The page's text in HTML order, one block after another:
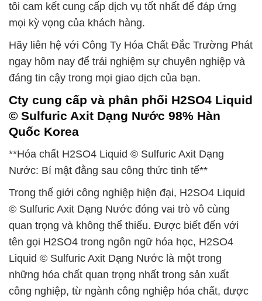
tôi cam kết cung cấp dịch vụ tốt nhất để đáp ứng
mọi kỳ vọng của khách hàng.
Hãy liên hệ với Công Ty Hóa Chất Đắc Trường Phát
ngay hôm nay để trải nghiệm sự chuyên nghiệp và
đáng tin cậy trong mọi giao dịch của bạn.
Cty cung cấp và phân phối H2SO4 Liquid
© Sulfuric Axit Dạng Nước 98% Hàn
Quốc Korea
**Hóa chất H2SO4 Liquid © Sulfuric Axit Dạng
Nước: Bí mật đằng sau công thức tinh tế**
Trong thế giới công nghiệp hiện đại, H2SO4 Liquid
© Sulfuric Axit Dạng Nước đóng vai trò vô cùng
quan trọng và không thể thiếu. Được biết đến với
tên gọi H2SO4 trong ngôn ngữ hóa học, H2SO4
Liquid © Sulfuric Axit Dạng Nước là một trong
những hóa chất quan trọng nhất trong sản xuất
công nghiệp, từ ngành công nghiệp hóa chất, dược